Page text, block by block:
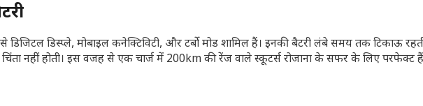
डिजिटल डिस्प्ले, मोबाइल कनेक्टिविटी, और टर्बो मोड शामिल हैं। इनकी बैटरी लंबे समय तक टिकाऊ
चिंता नहीं होती। इस वजह से एक चार्ज में 200km की रेंज वाले स्कूटर्स रोजाना के सफर के लिए परफेक्ट